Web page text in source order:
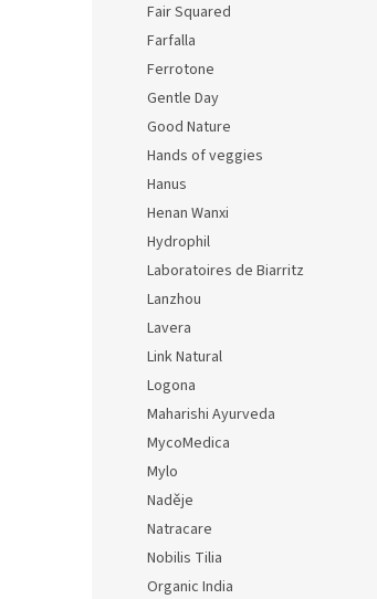
Fair Squared
Farfalla
Ferrotone
Gentle Day
Good Nature
Hands of veggies
Hanus
Henan Wanxi
Hydrophil
Laboratoires de Biarritz
Lanzhou
Lavera
Link Natural
Logona
Maharishi Ayurveda
MycoMedica
Mylo
Naděje
Natracare
Nobilis Tilia
Organic India